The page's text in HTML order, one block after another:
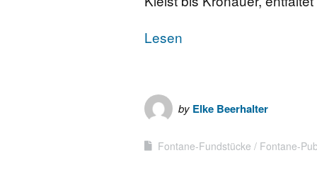
Lesen
by Elke Beerhalter
Fontane-Fundstücke Fontane-